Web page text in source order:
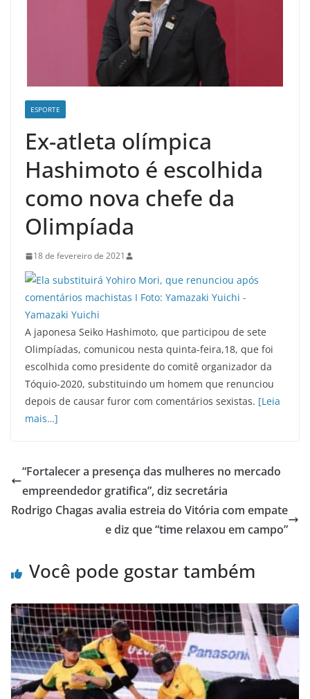
ESPORTE
Ex-atleta olímpica
Hashimoto é escolhida
como nova chefe da
Olimpíada
18 de fevereiro de 2021
A japonesa Seiko Hashimoto, que participou de sete
Olimpíadas, comunicou nesta quinta-feira,18, que foi
escolhida como presidente do comitê organizador da
Tóquio-2020, substituindo um homem que renunciou
depois de causar furor com comentários sexistas. [Leia
mais…]
“Fortalecer a presença das mulheres no mercado
empreendedor gratifica”, diz secretária
Rodrigo Chagas avalia estreia do Vitória com empate
e diz que “time relaxou em campo”
Você pode gostar também